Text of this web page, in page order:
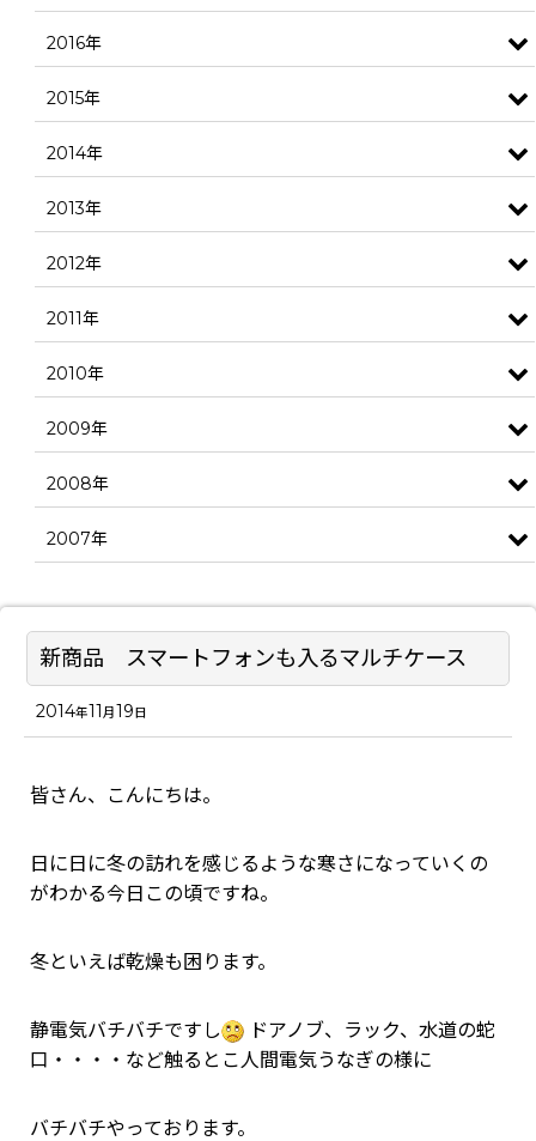
新商品 スマートフォンも入るマルチケース
2014年11月19日
皆さん、こんにちは。
日に日に冬の訪れを感じるような寒さになっていくの
がわかる今日この頃ですね。
冬といえば乾燥も困ります。
静電気バチバチですし
ドアノブ、ラック、水道の蛇
口・・・・など触るとこ人間電気うなぎの様に
バチバチやっております。
2016年
2015年
2014年
2013年
2012年
2011年
2010年
2009年
2008年
2007年